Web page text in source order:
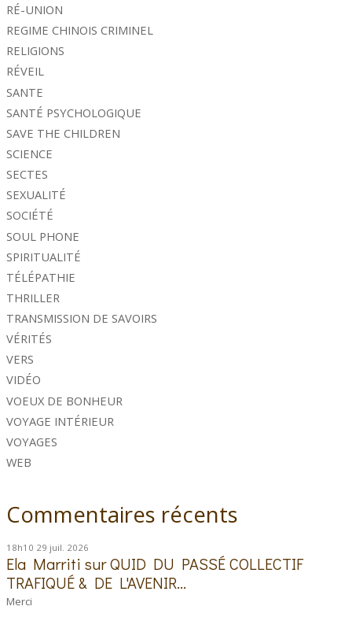
RÉ-UNION
REGIME CHINOIS CRIMINEL
RELIGIONS
RÉVEIL
SANTE
SANTÉ PSYCHOLOGIQUE
SAVE THE CHILDREN
SCIENCE
SECTES
SEXUALITÉ
SOCIÉTÉ
SOUL PHONE
SPIRITUALITÉ
TÉLÉPATHIE
THRILLER
TRANSMISSION DE SAVOIRS
VÉRITÉS
VERS
VIDÉO
VOEUX DE BONHEUR
VOYAGE INTÉRIEUR
VOYAGES
WEB
Commentaires récents
18h10 29 juil. 2026
Ela Marriti surQUID DU PASSÉ COLLECTIF
TRAFIQUÉ & DE L'AVENIR...
Merci